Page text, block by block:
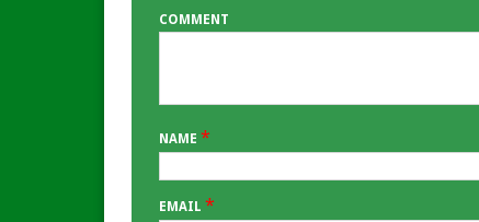
COMMENT
NAME *
EMAIL *